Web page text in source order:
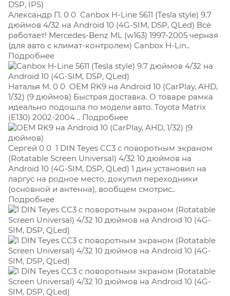
Александр П. 0 0 Canbox H-Line 5611 (Tesla style) 9.7
дюймов 4/32 на Android 10 (4G-SIM, DSP, QLed) Всё
работает! Mercedes-Benz ML (w163) 1997-2005 черная
(для авто с климат-контролем) Canbox H-Lin..
Подробнее
Наталья М. 0 0 OEM RK9 на Android 10 (CarPlay, AHD,
1/32) (9 дюймов) Быстрая доставка. О товаре рамка
идеально подошла по модели авто. Toyota Matrix
(E130) 2002-2004 .. Подробнее
Сергей 0 0 1 DIN Teyes CC3 с поворотным экраном
(Rotatable Screen Universal) 4/32 10 дюймов на
Android 10 (4G-SIM, DSP, QLed) 1 дин установил на
ларгус на родное место, докупил переходники
(основной и антенна), вообщем смотрис..
Подробнее